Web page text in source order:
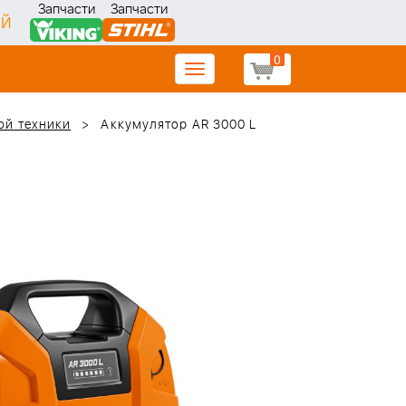
Запчасти Запчасти
0
Toggle
navigation
техники
Аккумулятор AR 3000 L